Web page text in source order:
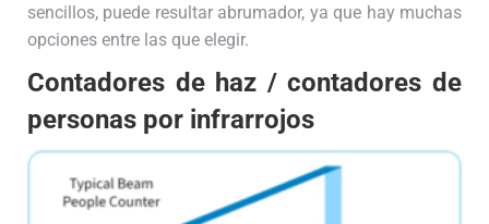
sencillos, puede resultar abrumador, ya que hay muchas
opciones entre las que elegir.
Contadores de haz / contadores de
personas por infrarrojos